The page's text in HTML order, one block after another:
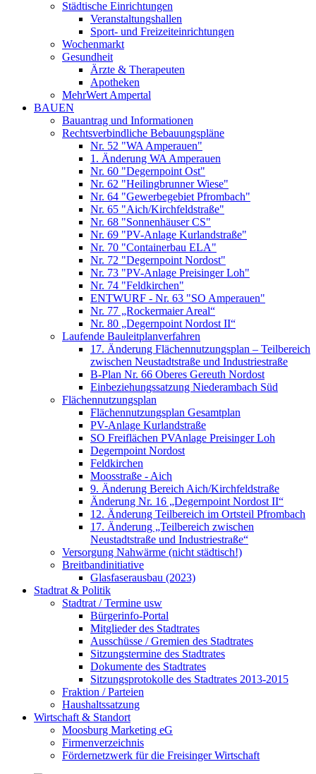
Städtische Einrichtungen
Veranstaltungshallen
Sport- und Freizeiteinrichtungen
Wochenmarkt
Gesundheit
Ärzte & Therapeuten
Apotheken
MehrWert Ampertal
BAUEN
Bauantrag und Informationen
Rechtsverbindliche Bebauungspläne
Nr. 52 "WA Amperauen"
1. Änderung WA Amperauen
Nr. 60 "Degernpoint Ost"
Nr. 62 "Heilingbrunner Wiese"
Nr. 64 "Gewerbegebiet Pfrombach"
Nr. 65 "Aich/Kirchfeldstraße"
Nr. 68 "Sonnenhäuser CS"
Nr. 69 "PV-Anlage Kurlandstraße"
Nr. 70 "Containerbau ELA"
Nr. 72 "Degernpoint Nordost"
Nr. 73 "PV-Anlage Preisinger Loh"
Nr. 74 "Feldkirchen"
ENTWURF - Nr. 63 "SO Amperauen"
Nr. 77 „Rockermaier Areal“
Nr. 80 „Degernpoint Nordost II“
Laufende Bauleitplanverfahren
17. Änderung Flächennutzungsplan – Teilbereich
zwischen Neustadtstraße und Industriestraße
B-Plan Nr. 66 Oberes Gereuth Nordost
Einbeziehungssatzung Niederambach Süd
Flächennutzungsplan
Flächennutzungsplan Gesamtplan
PV-Anlage Kurlandstraße
SO Freiflächen PV­Anlage Preisinger Loh
Degernpoint Nordost
Feldkirchen
Moosstraße - Aich
9. Änderung Bereich Aich/Kirchfeldstraße
Änderung Nr. 16 „Degernpoint Nordost II“
12. Änderung Teilbereich im Ortsteil Pfrombach
17. Änderung „Teilbereich zwischen
Neustadtstraße und Industriestraße“
Versorgung Nahwärme (nicht städtisch!)
Breitbandinitiative
Glasfaserausbau (2023)
Stadtrat & Politik
Stadtrat / Termine usw
Bürgerinfo-Portal
Mitglieder des Stadtrates
Ausschüsse / Gremien des Stadtrates
Sitzungstermine des Stadtrates
Dokumente des Stadtrates
Sitzungsprotokolle des Stadtrates 2013-2015
Fraktion / Parteien
Haushaltssatzung
Wirtschaft & Standort
Moosburg Marketing eG
Firmenverzeichnis
Fördernetzwerk für die Freisinger Wirtschaft